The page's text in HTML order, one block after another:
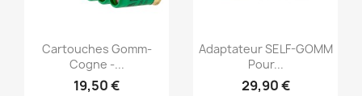
Aperçu rapide
Cartouches Gomm-
Cogne -...
19,50 €
Aperçu rapide
Adaptateur SELF-GOMM
Pour...
29,90 €